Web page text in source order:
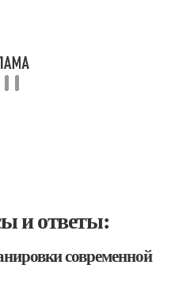
и ответы:
современной